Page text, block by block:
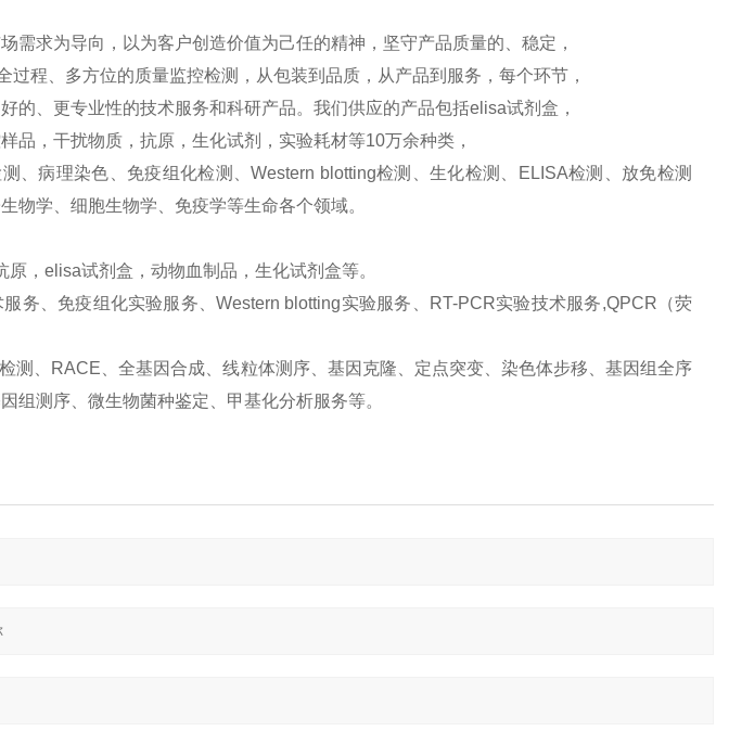
需求为导向，以为客户创造价值为己任的精神，坚守产品质量的、稳定，
过程、多方位的质量监控检测，从包装到品质，从产品到服务，每个环节，
的、更专业性的技术服务和科研产品。我们供应的产品包括elisa试剂盒，
品，干扰物质，抗原，生化试剂，实验耗材等10万余种类，
、病理染色、免疫组化检测、Western blotting检测、生化检测、ELISA检测、放免检测
物学、细胞生物学、免疫学等生命各个领域。
，elisa试剂盒，动物血制品，生化试剂盒等。
务、免疫组化实验服务、Western blotting实验服务、RT-PCR实验技术服务,QPCR（荧
测、RACE、全基因合成、线粒体测序、基因克隆、定点突变、染色体步移、基因组全序
组测序、微生物菌种鉴定、甲基化分析服务等。